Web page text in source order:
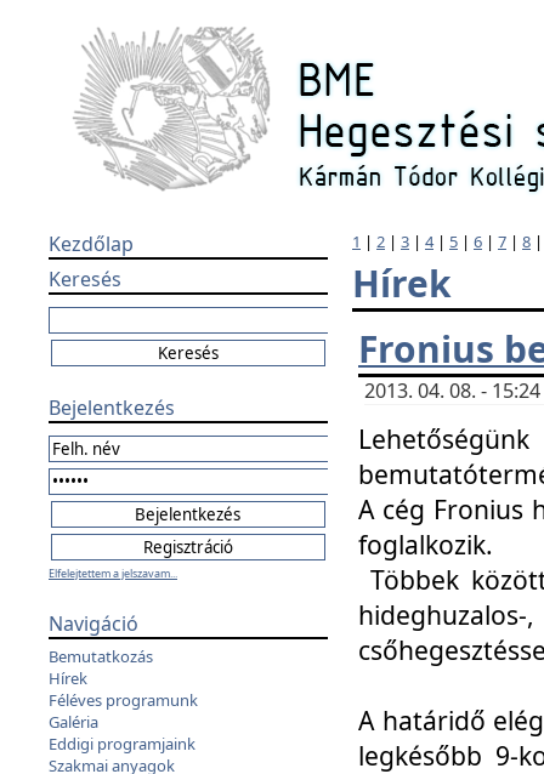
Kezdőlap
Keresés
Bejelentkezés
Elfelejtettem a jelszavam...
Navigáció
Bemutatkozás
Hírek
Féléves programunk
Galéria
Eddigi programjaink
Szakmai anyagok
1 | 2 | 3 | 4| 5 | 6 | 7 | 8
Hírek
Fronius
2013. 04. 08. -
A cég Fronius
foglalkozik.
Többek
A határidő
legkésőbb 9-